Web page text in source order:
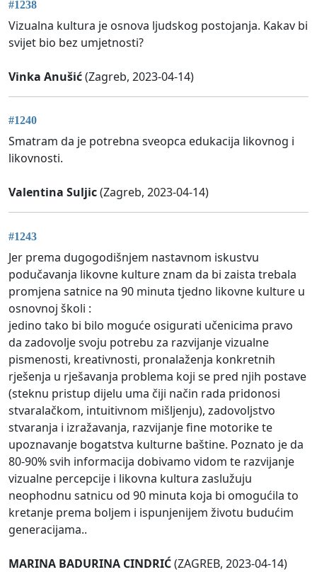
#1238
Vizualna kultura je osnova ljudskog postojanja. Kakav bi
svijet bio bez umjetnosti?
Vinka Anušić(Zagreb, 2023-04-14)
#1240
Smatram da je potrebna sveopca edukacija likovnog i
likovnosti.
Valentina Suljic(Zagreb, 2023-04-14)
#1243
Jer prema dugogodišnjem nastavnom iskustvu
podučavanja likovne kulture znam da bi zaista trebala
promjena satnice na 90 minuta tjedno likovne kulture u
osnovnoj školi :
jedino tako bi bilo moguće osigurati učenicima pravo
da zadovolje svoju potrebu za razvijanje vizualne
pismenosti, kreativnosti, pronalaženja konkretnih
rješenja u rješavanja problema koji se pred njih postave
(steknu pristup dijelu uma čiji način rada pridonosi
stvaralačkom, intuitivnom mišljenju), zadovoljstvo
stvaranja i izražavanja, razvijanje fine motorike te
upoznavanje bogatstva kulturne baštine. Poznato je da
80-90% svih informacija dobivamo vidom te razvijanje
vizualne percepcije i likovna kultura zaslužuju
neophodnu satnicu od 90 minuta koja bi omogućila to
kretanje prema boljem i ispunjenijem životu budućim
generacijama..
MARINA BADURINA CINDRIĆ(ZAGREB, 2023-04-14)